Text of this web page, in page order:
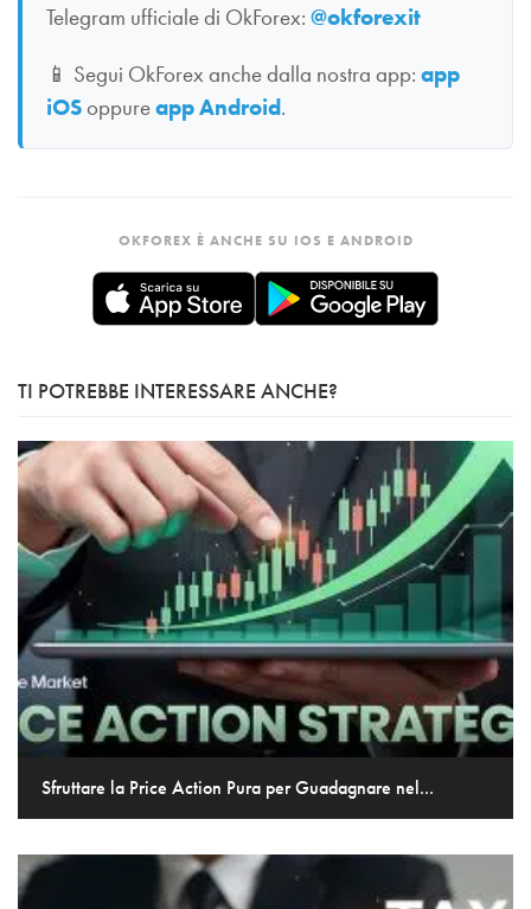
Telegram ufficiale di OkForex: @okforexit
📱 Segui OkForex anche dalla nostra app: app
iOSoppureapp Android.
OKFOREX È ANCHE SU IOS E ANDROID
TI POTREBBE INTERESSARE ANCHE?
Sfruttare la Price Action Pura per Guadagnare nel...